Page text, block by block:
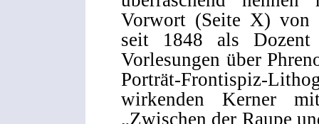
Vorwort (Seite X) von
seit 1848 als
Vorlesungen über
Porträt-Frontispiz-
wirkenden Kerner
„Zwischen der Raupe